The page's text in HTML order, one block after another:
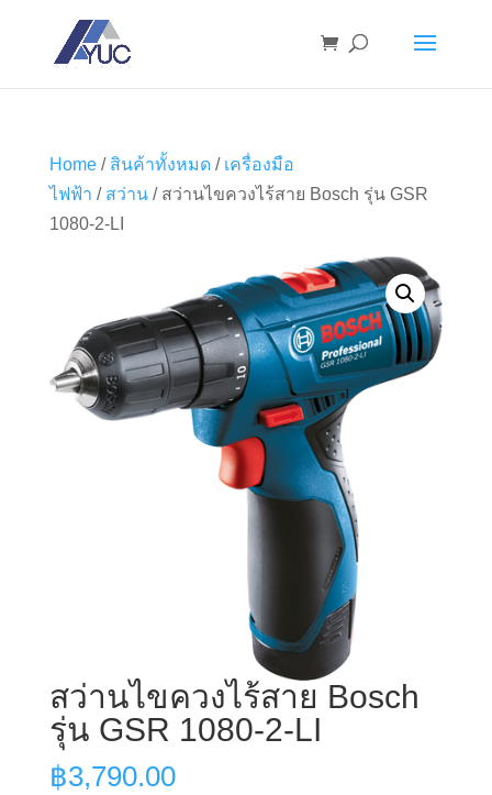
Home/ สินค้าทั้งหมด/ เครื่องมือ
ไฟฟ้า / สว่าน/ สว่านไขควงไร้สาย Bosch รุ่น GSR
1080-2-LI
สว่านไขควงไร้สาย Bosch
รุ่น GSR 1080-2-LI
฿3,790.00